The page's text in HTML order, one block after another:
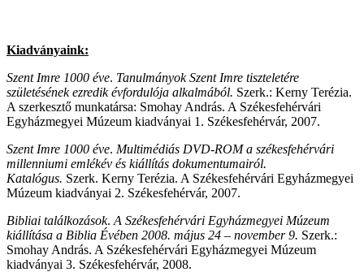
Kiadványaink:
Szent Imre 1000 éve. Tanulmányok Szent Imre tiszteletére
születésének ezredik évfordulója alkalmából. Szerk.: Kerny Terézia.
A szerkesztő munkatársa: Smohay András. A Székesfehérvári
Egyházmegyei Múzeum kiadványai 1. Székesfehérvár, 2007.
Szent Imre 1000 éve. Multimédiás DVD-ROM a székesfehérvári
millenniumi emlékév és kiállítás dokumentumairól.
Katalógus. Szerk. Kerny Terézia. A Székesfehérvári Egyházmegyei
Múzeum kiadványai 2. Székesfehérvár, 2007.
Bibliai találkozások. A Székesfehérvári Egyházmegyei Múzeum
kiállítása a Biblia Évében 2008. május 24 – november 9. Szerk.:
Smohay András. A Székesfehérvári Egyházmegyei Múzeum
kiadványai 3. Székesfehérvár, 2008.